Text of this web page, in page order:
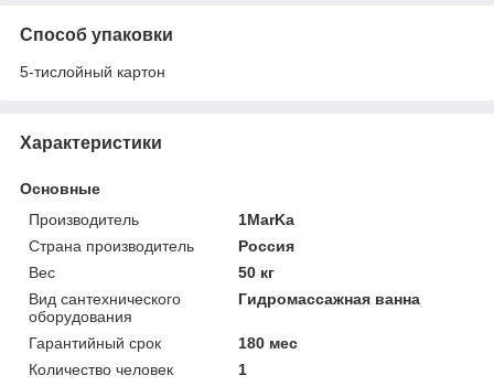
Способ упаковки
5-тислойный картон
Характеристики
Основные
Производитель
1MarKa
Страна производитель
Россия
Вес
50 кг
Вид сантехнического
оборудования
Гидромассажная ванна
Гарантийный срок
180 мес
Количество человек
1